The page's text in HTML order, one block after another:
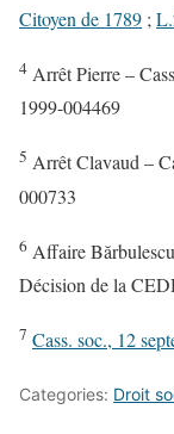
Citoyen de 1789 ;
4 Arrêt Pierre –
1999-004469
5 Arrêt Clavaud –
000733
6 Affaire
Décision de la
7 Cass. soc., 12
Categories: Droit